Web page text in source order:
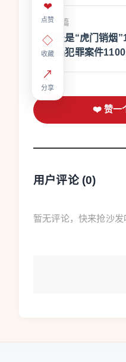
❤
点赞
◇
收藏
↗
分享
上一篇
今天是“虎门销烟
毒品犯罪案件
用户评论 (0)
暂无评论，快来抢沙发